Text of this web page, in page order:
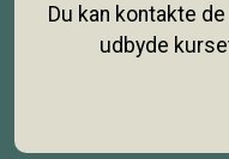
Du kan kontakte
udbyde